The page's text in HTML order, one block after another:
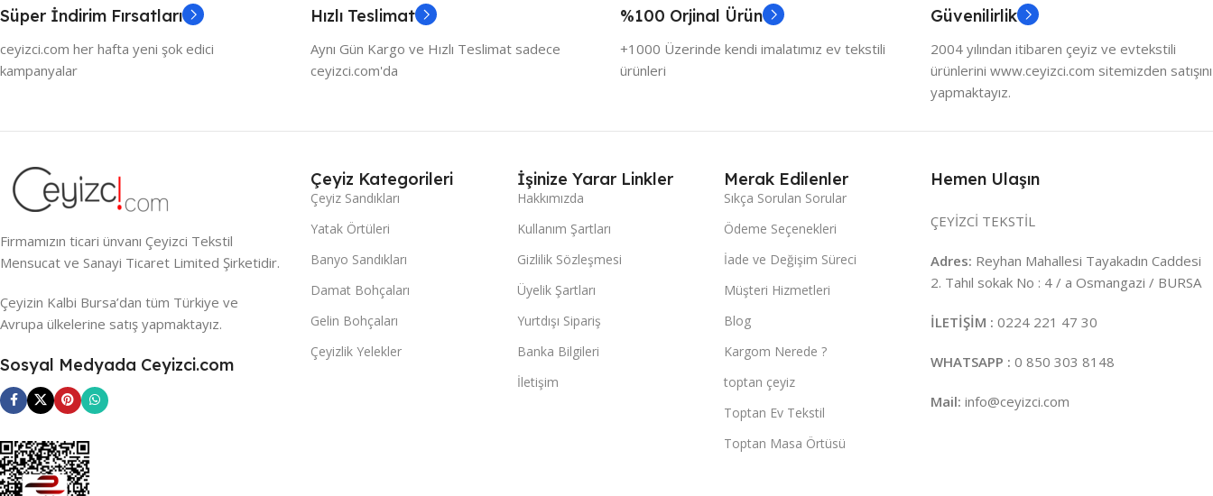
Süper İndirim Fırsatları
ceyizci.com her hafta yeni şok edici
kampanyalar
Hızlı Teslimat
Aynı Gün Kargo ve Hızlı Teslimat sadece
ceyizci.com'da
%100 Orjinal Ürün
+1000 Üzerinde kendi imalatımız ev tekstili
ürünleri
Güvenilirlik
2004 yılından itibaren çeyiz ve evtekstili
ürünlerini www.ceyizci.com sitemizden satışını
yapmaktayız.
Firmamızın ticari ünvanı Çeyizci Tekstil
Mensucat ve Sanayi Ticaret Limited Şirketidir.
Çeyizin Kalbi Bursa’dan tüm Türkiye ve
Avrupa ülkelerine satış yapmaktayız.
Sosyal Medyada Ceyizci.com
Çeyiz Kategorileri
Çeyiz Sandıkları
Yatak Örtüleri
Banyo Sandıkları
Damat Bohçaları
Gelin Bohçaları
Çeyizlik Yelekler
İşinize Yarar Linkler
Hakkımızda
Kullanım Şartları
Gizlilik Sözleşmesi
Üyelik Şartları
Yurtdışı Sipariş
Banka Bilgileri
İletişim
Merak Edilenler
Sıkça Sorulan Sorular
Ödeme Seçenekleri
İade ve Değişim Süreci
Müşteri Hizmetleri
Blog
Kargom Nerede ?
toptan çeyiz
Toptan Ev Tekstil
Toptan Masa Örtüsü
Hemen Ulaşın
ÇEYİZCİ TEKSTİL
Adres: Reyhan Mahallesi Tayakadın Caddesi
2. Tahıl sokak No : 4 / a Osmangazi / BURSA
İLETİŞİM : 0224 221 47 30
WHATSAPP : 0 850 303 8148
Mail: info@ceyizci.com